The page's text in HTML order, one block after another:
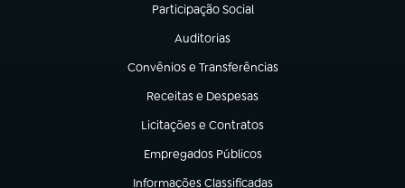
Participação Social
(abre em nova aba)
Auditorias
(abre em nova aba)
Convênios e Transferências
(abre em nova aba)
Receitas e Despesas
(abre em nova aba)
Licitações e Contratos
(abre em nova aba)
Empregados Públicos
(abre em nova aba)
Informações Classificadas